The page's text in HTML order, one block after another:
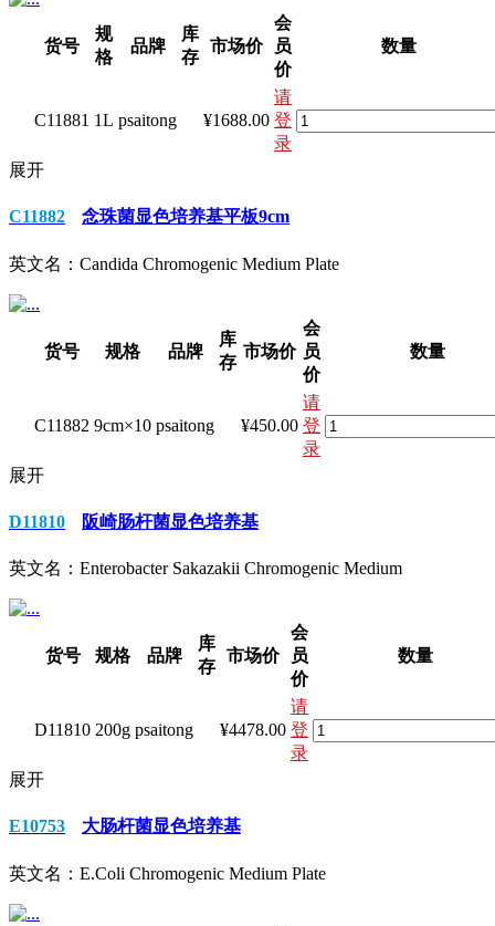
货号
规
格
品牌
库
存
市场价
会
员
价
数量
C11881 1L psaitong ¥1688.00
请
登
录
展开
C11882 念珠菌显色培养基平板9cm
英文名： Candida Chromogenic Medium Plate
货号 规格 品牌
库
存
市场价
会
员
价
数量
C11882 9cm×10 psaitong ¥450.00
请
登
录
展开
D11810 阪崎肠杆菌显色培养基
英文名： Enterobacter Sakazakii Chromogenic Medium
货号 规格 品牌
库
存
市场价
会
员
价
数量
D11810 200g psaitong ¥4478.00
请
登
录
展开
E10753 大肠杆菌显色培养基
英文名： E.Coli Chromogenic Medium Plate